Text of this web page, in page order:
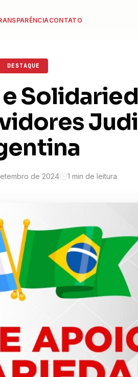
CONTATO
DESTAQUE
de 2024 1 min de leitura